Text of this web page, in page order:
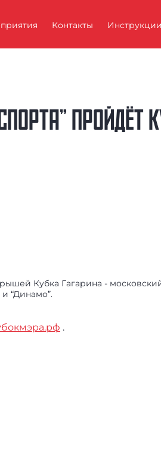
Контакты Инструкции
ПРОЙДЁТ
Кубка Гагарина -
“Динамо”.
.